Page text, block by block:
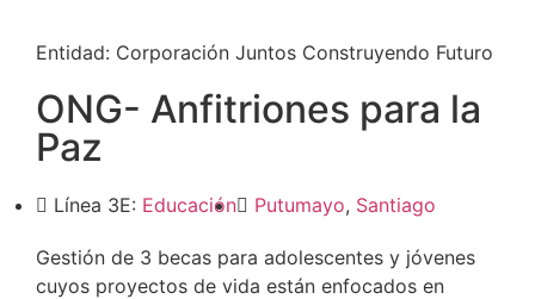
Entidad: Corporación Juntos Construyendo Futuro
ONG- Anfitriones para la
Paz
Línea 3E: Educación Putumayo, Santiago
Gestión de 3 becas para adolescentes y jóvenes
cuyos proyectos de vida están enfocados en